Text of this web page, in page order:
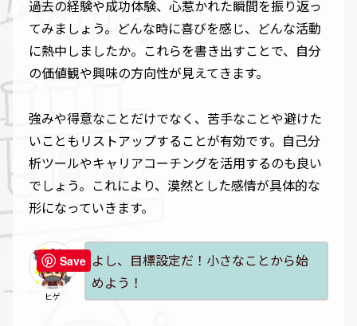
過去の経験や成功体験、心惹かれた瞬間を振り返っ
てみましょう。どんな時に喜びを感じ、どんな活動
に熱中しましたか。これらを書き出すことで、自分
の価値観や興味の方向性が見えてきます。
強みや得意なことだけでなく、苦手なことや避けた
いこともリストアップすることが有効です。自己分
析ツールやキャリアコーチングを活用するのも良い
でしょう。これにより、漠然とした感情が具体的な
形になっていきます。
ヒゲ
よし、目標設定だ！小さなことから始
めよう！
Save